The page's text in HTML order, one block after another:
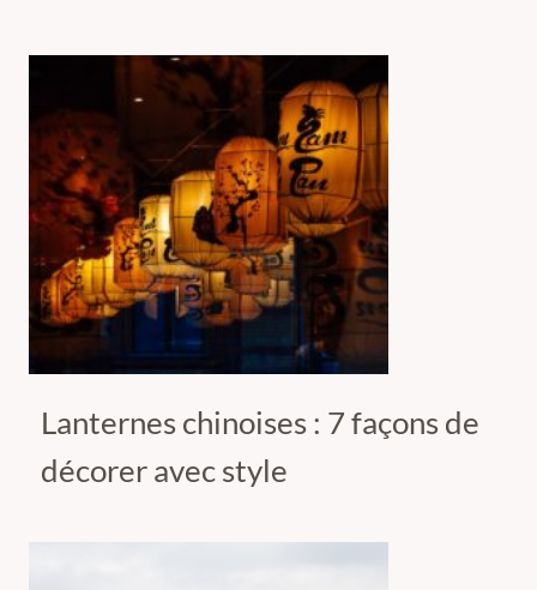
Lanternes chinoises : 7 façons de
décorer avec style